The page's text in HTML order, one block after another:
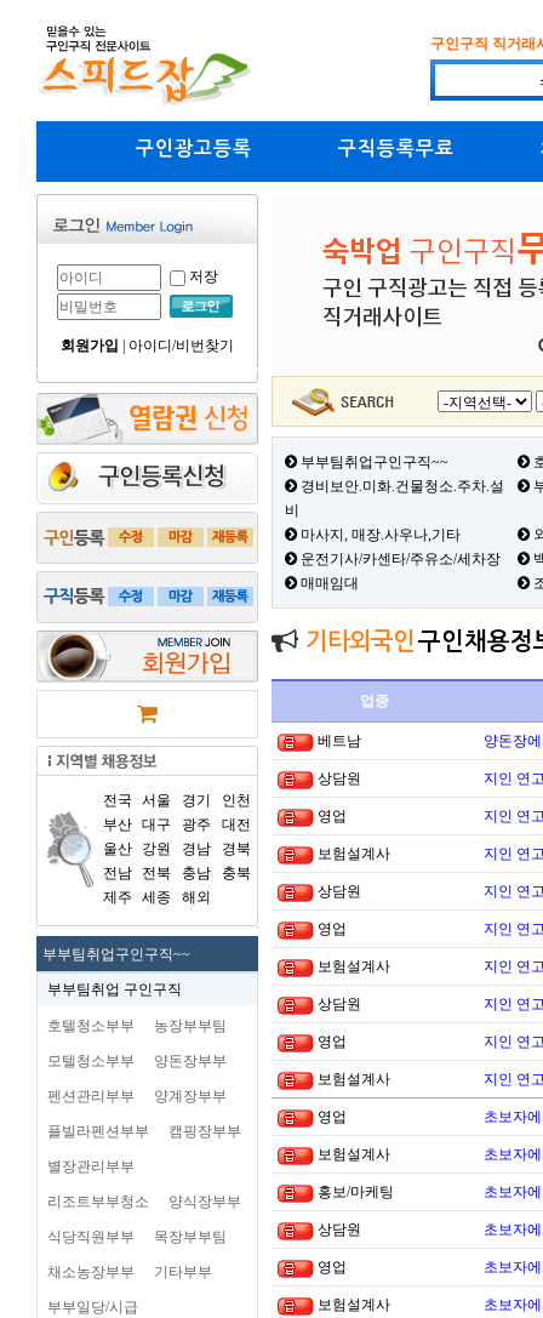
구인구직 직거래
구인광고등록 구직등록무료
저장
회원가입 아이디/비번찾기
전국 서울 경기
인천
부산 대구 광주
대전
울산
강원 경남
경북
전남
전북 충남
충북
제주
세종 해외
부부팀취업구인구직~~
부부팀취업 구인구직
호텔청소부부 농장부부팀
모텔청소부부 양돈장부부
펜션관리부부 양계장부부
플빌라펜션부부 캠핑장부부
별장관리부부
리조트부부청소 양식장부부
식당직원부부 목장부부팀
채소농장부부 기타부부
부부일당/시급
부부팀취업구인구직~~
경비보안.미화.건물청소.주차.설
비
마사지, 매장.사우나,기타
운전기사/카센타/주유소/세차장
매매임대
기타외국인 구인채용정
업종
베트남 양돈장
상담원 지인 연
영업 지인 연
보험설계사 지인 연
상담원 지인 연
영업 지인 연
보험설계사 지인 연
상담원 지인 연
영업 지인 연
보험설계사 지인 연
영업 초보자
보험설계사 초보자
홍보/마케팅 초보자
상담원 초보자
영업 초보자
보험설계사 초보자